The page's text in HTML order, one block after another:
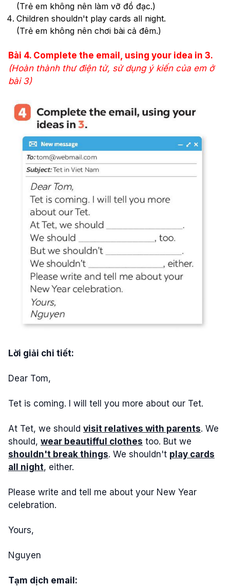
(Trẻ em không nên làm vỡ đồ đạc.)
Children shouldn't play cards all night.
(Trẻ em không nên chơi bài cả đêm.)
Bài 4. Complete the email, using your idea in 3.
(Hoàn thành thư điện tử, sử dụng ý kiến của em ở
bài 3)
Lời giải chi tiết:
Dear Tom,
Tet is coming. I will tell you more about our Tet.
At Tet, we should visit relatives with parents. We
should, wear beautifful clothes too. But we
shouldn't break things. We shouldn't play cards
all night, either.
Please write and tell me about your New Year
celebration.
Yours,
Nguyen
Tạm dịch email: